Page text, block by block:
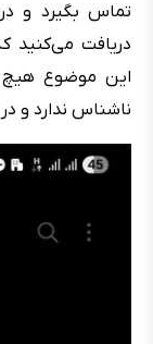
تماس بگیرد و
دریافت می‌کنید
این موضوع هیچ
ناشناس ندارد و